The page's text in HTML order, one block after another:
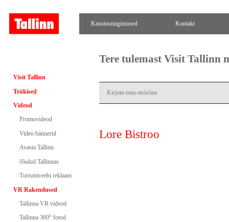
Kasutustingimused Kontakt
Visit Tallinn
Trükised
Videod
Promovideod
Video bännerid
Avasta Tallinn
Jõulud Tallinnas
Turismiveebi reklaam
VR Rakendused
Tallinna VR videod
Tallinna 360° fotod
Tere tulemast Visit Tallinn
Lore Bistroo